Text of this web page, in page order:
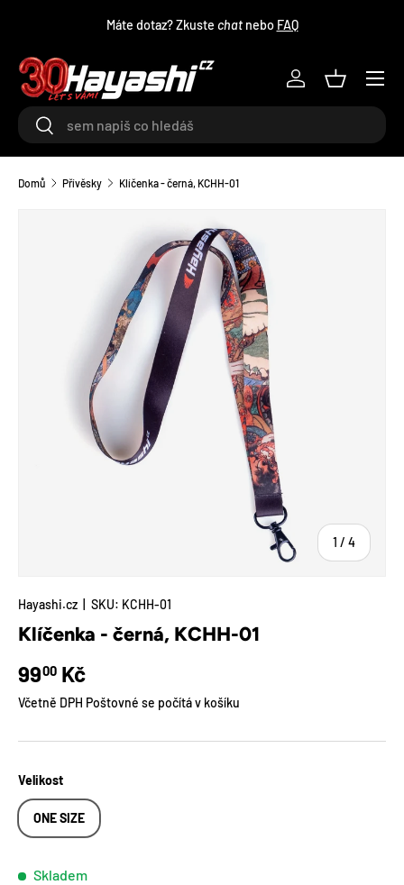
PŘEJÍT NA OBSAHMáte dotaz? Zkuste chatnebo FAQ
HledatHledat
Log inKošík
Menu
Domů Přívěsky Klíčenka - černá, KCHH-01
TRANSLATION MISSING:
1 / z
4
Hayashi.cz SKU: KCHH-01
Klíčenka - černá, KCHH-01
Běžná cena
9900 Kč
Včetně DPH Poštovné se počítá v košíku
Velikost
ONE SIZE
Skladem